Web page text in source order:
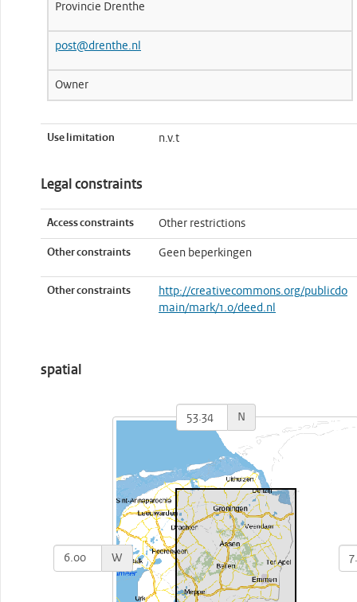
Provincie Drenthe
post@drenthe.nl
Owner
Use limitation n.v.t
Legal constraints
Access constraints Other restrictions
Other constraints Geen beperkingen
Other constraints
http://creativecommons.org/publicdo
main/mark/1.0/deed.nl
spatial
N
W